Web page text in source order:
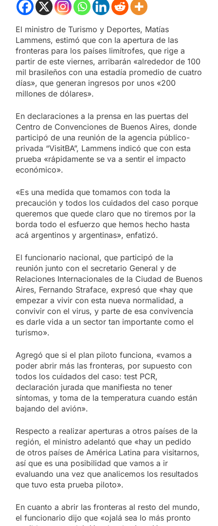
El ministro de Turismo y Deportes, Matías
Lammens, estimó que con la apertura de las
fronteras para los países limítrofes, que rige a
partir de este viernes, arribarán «alrededor de 100
mil brasileños con una estadía promedio de cuatro
días», que generan ingresos por unos «200
millones de dólares».
En declaraciones a la prensa en las puertas del
Centro de Convenciones de Buenos Aires, donde
participó de una reunión de la agencia público-
privada “VisitBA”, Lammens indicó que con esta
prueba «rápidamente se va a sentir el impacto
económico».
«Es una medida que tomamos con toda la
precaución y todos los cuidados del caso porque
queremos que quede claro que no tiremos por la
borda todo el esfuerzo que hemos hecho hasta
acá argentinos y argentinas», enfatizó.
El funcionario nacional, que participó de la
reunión junto con el secretario General y de
Relaciones Internacionales de la Ciudad de Buenos
Aires, Fernando Straface, expresó que «hay que
empezar a vivir con esta nueva normalidad, a
convivir con el virus, y parte de esa convivencia
es darle vida a un sector tan importante como el
turismo».
Agregó que si el plan piloto funciona, «vamos a
poder abrir más las fronteras, por supuesto con
todos los cuidados del caso: test PCR,
declaración jurada que manifiesta no tener
síntomas, y toma de la temperatura cuando están
bajando del avión».
Respecto a realizar aperturas a otros países de la
región, el ministro adelantó que «hay un pedido
de otros países de América Latina para visitarnos,
así que es una posibilidad que vamos a ir
evaluando una vez que analicemos los resultados
que tuvo esta prueba piloto».
En cuanto a abrir las fronteras al resto del mundo,
el funcionario dijo que «ojalá sea lo más pronto